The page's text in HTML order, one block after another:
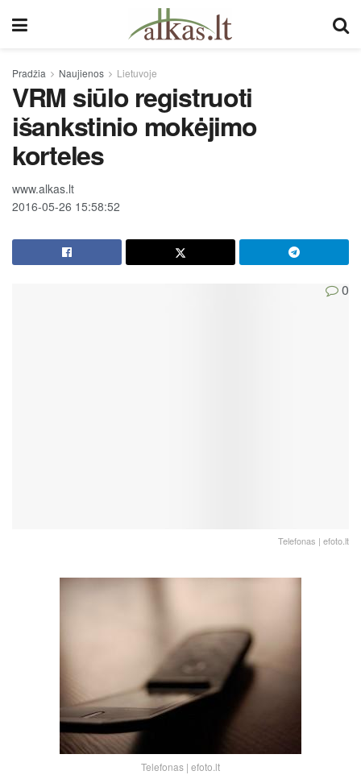
Pradžia Naujienos Lietuvoje
VRM siūlo registruoti
išankstinio mokėjimo
korteles
www.alkas.lt
2016-05-26 15:58:52
0
Telefonas | efoto.lt
Telefonas | efoto.lt